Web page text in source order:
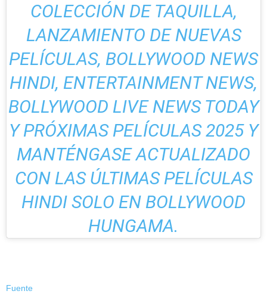
COLECCIÓN DE TAQUILLA,
LANZAMIENTO DE NUEVAS
PELÍCULAS, BOLLYWOOD NEWS
HINDI, ENTERTAINMENT NEWS,
BOLLYWOOD LIVE NEWS TODAY
Y PRÓXIMAS PELÍCULAS 2025 Y
MANTÉNGASE ACTUALIZADO
CON LAS ÚLTIMAS PELÍCULAS
HINDI SOLO EN BOLLYWOOD
HUNGAMA.
Fuente